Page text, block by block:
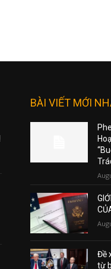
BÀI VIẾT MỚI
Đề
từ